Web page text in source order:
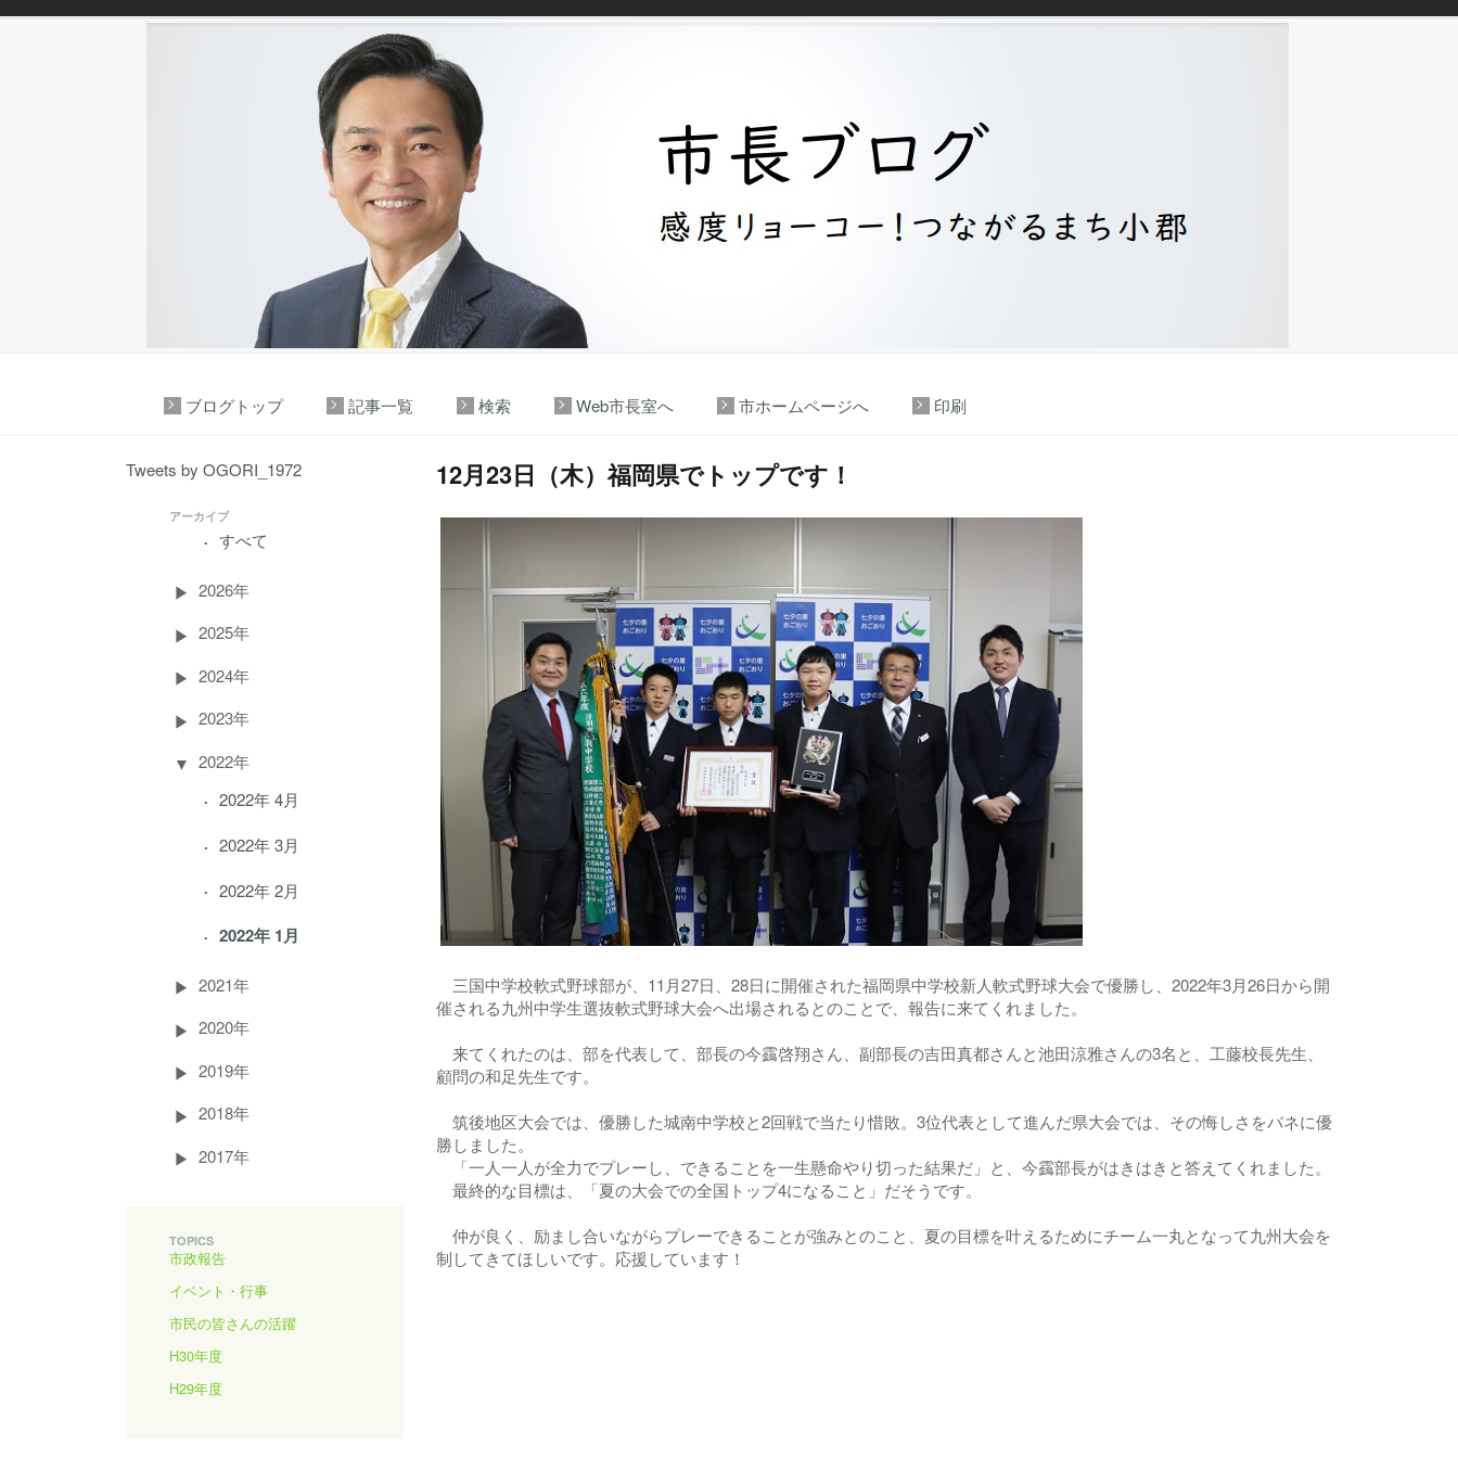
ブログトップ 記事一覧 検索 Web市長室へ 市ホームページへ 印刷
Tweets by OGORI_1972
アーカイブ
すべて
2026年
2025年
2024年
2023年
2022年
2022年 4月
2022年 3月
2022年 2月
2022年 1月
2021年
2020年
2019年
2018年
2017年
TOPICS
市政報告
イベント・行事
市民の皆さんの活躍
H30年度
H29年度
12月23日（木）福岡県でトップです！
三国中学校軟式野球部が、11月27日、28日に開催された福岡県中学校新人軟式野球大会で優勝し、2022年3月26日から開
催される九州中学生選抜軟式野球大会へ出場されるとのことで、報告に来てくれました。
来てくれたのは、部を代表して、部長の今靎啓翔さん、副部長の吉田真都さんと池田涼雅さんの3名と、工藤校長先生、
顧問の和足先生です。
筑後地区大会では、優勝した城南中学校と2回戦で当たり惜敗。3位代表として進んだ県大会では、その悔しさをバネに優
勝しました。
「一人一人が全力でプレーし、できることを一生懸命やり切った結果だ」と、今靎部長がはきはきと答えてくれました。
最終的な目標は、「夏の大会での全国トップ4になること」だそうです。
仲が良く、励まし合いながらプレーできることが強みとのこと、夏の目標を叶えるためにチーム一丸となって九州大会を
制してきてほしいです。応援しています！